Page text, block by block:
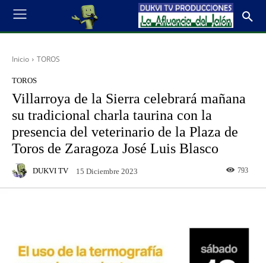
Inicio TOROS
TOROS
Villarroya de la Sierra celebrará mañana
su tradicional charla taurina con la
presencia del veterinario de la Plaza de
Toros de Zaragoza José Luis Blasco
DUKVI TV 15 Diciembre 2023 793